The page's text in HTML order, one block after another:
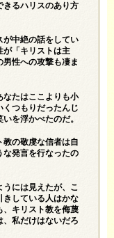
きるハリスのあり方
が中絶の話をしてい
が「キリストは主
性への攻撃も凄ま
なたはここよりも小
くつもりだったんじ
を浮かべたのだ。
教の敬虔な信者は自
な発言を行なったの
には見えたが、こ
きしている人はかな
、キリスト教を侮蔑
、私だけはないだろ